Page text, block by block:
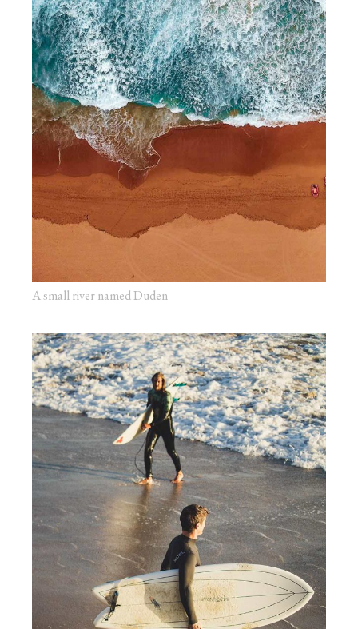
A small river named Duden